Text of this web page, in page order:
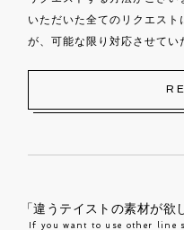
いただいた全てのリクエス
が、可能な限り対応させてい
「違うテイストの素材が欲
If you want to use other line